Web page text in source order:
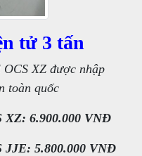
tử 3 tấn
XZ được nhập
toàn quốc
XZ: 6.900.000 VNĐ
JJE: 5.800.000 VNĐ